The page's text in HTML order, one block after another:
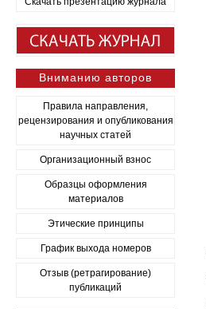
Вниманию авторов
Правила направления,
рецензирования и опубликования
научных статей
Организационный взнос
Образцы оформления
материалов
Этические принципы
График выхода номеров
Отзыв (ретрагирование)
публикаций